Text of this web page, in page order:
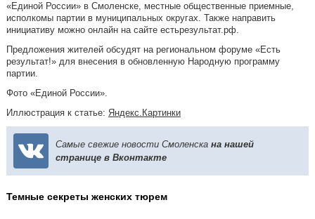
«Единой России» в Смоленске, местные общественные приемные,
исполкомы партии в муниципальных округах. Также направить
инициативу можно онлайн на сайте естьрезультат.рф.
Предложения жителей обсудят на региональном форуме «Есть
результат!» для внесения в обновленную Народную программу
партии.
Фото «Единой России».
Иллюстрация к статье: Яндекс.Картинки
Самые свежие новости Смоленска на нашей
странице в Вконтакте
Темные секреты женских тюрем